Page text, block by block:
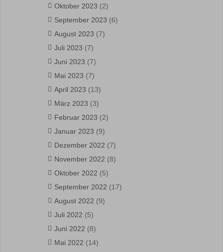
Oktober 2023 (2)
September 2023 (6)
August 2023 (7)
Juli 2023 (7)
Juni 2023 (7)
Mai 2023 (7)
April 2023 (13)
März 2023 (3)
Februar 2023 (2)
Januar 2023 (9)
Dezember 2022 (7)
November 2022 (8)
Oktober 2022 (5)
September 2022 (17)
August 2022 (9)
Juli 2022 (5)
Juni 2022 (8)
Mai 2022 (14)